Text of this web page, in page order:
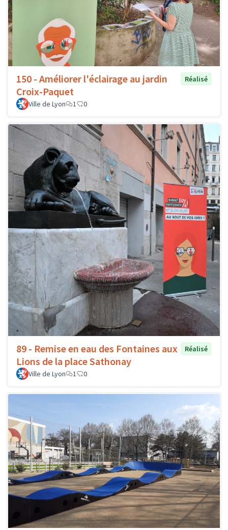
150 - Améliorer l'éclairage au jardin
Croix-Paquet
Réalisé
Ville de Lyon 1 0
89 - Remise en eau des Fontaines aux
Lions de la place Sathonay
Réalisé
Ville de Lyon 1 0